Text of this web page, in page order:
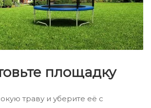
площадку
траву и уберите её с